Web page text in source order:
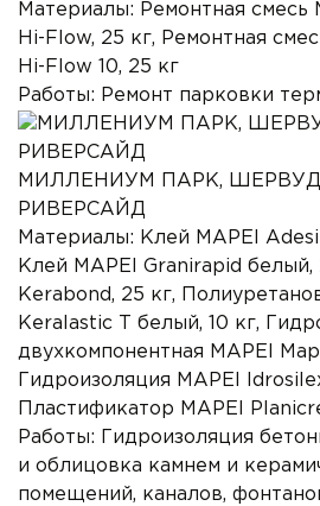
Материалы: Ремонтная смесь
Hi-Flow, 25 кг, Ремонтная
Hi-Flow 10, 25 кг
Работы: Ремонт парковки
МИЛЛЕНИУМ ПАРК,
РИВЕРСАЙД
Материалы: Клей MAPEI
Клей MAPEI Granirapid белый,
Kerabond, 25 кг,
Keralastic T белый, 10 кг,
двухкомпонентная MAPEI
Гидроизоляция MAPEI
Пластификатор MAPEI
Работы: Гидроизоляция
и облицовка камнем и
помещений, каналов,